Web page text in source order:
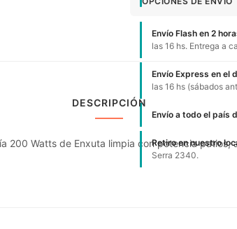
Envío Flash en 2
las 16 hs. Entrega a
Envío Express en el
las 16 hs (sábados
Envío a todo el país
Retiro en nuestro
Serra 2340.
DESCRIPCIÓN
200 Watts de Enxuta limpia con potencia patios,